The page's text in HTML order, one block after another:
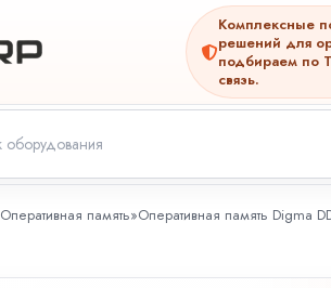
Комплексные
решений для
подбираем по
связь.
Оперативная память»Оперативная память Digma